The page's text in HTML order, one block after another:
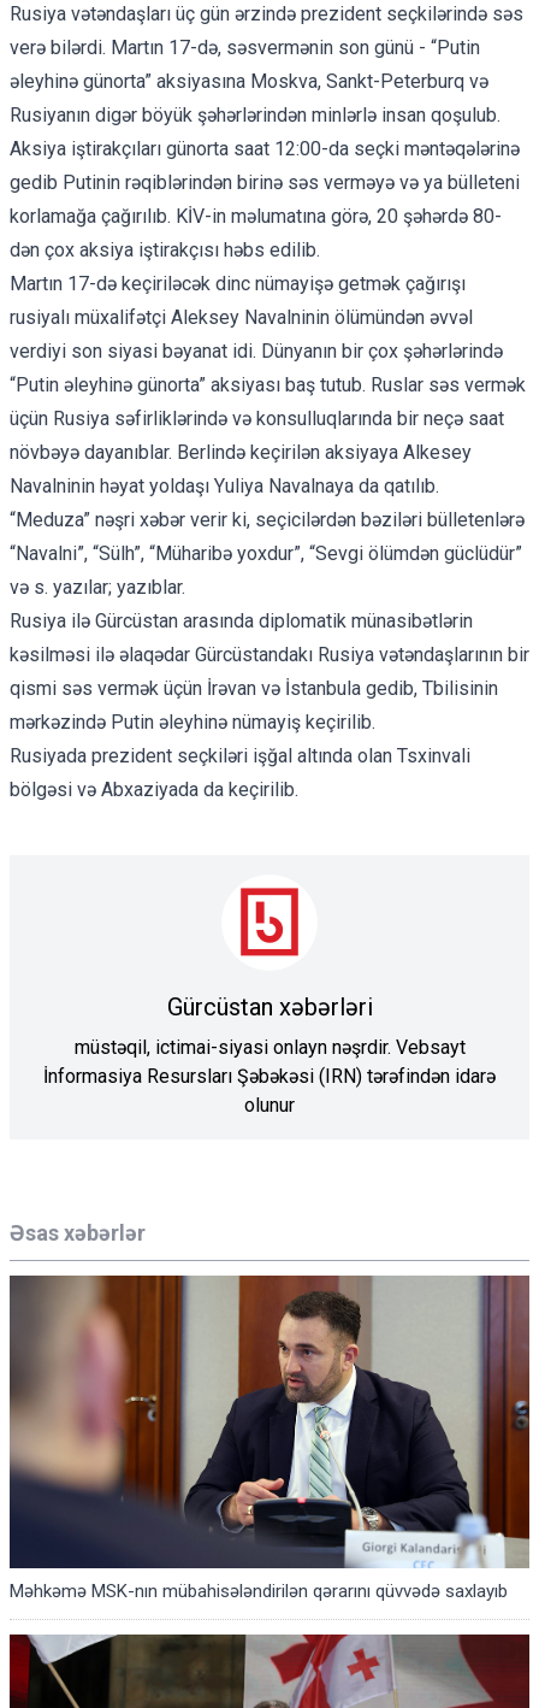
Əsas xəbərlər
Məhkəmə MSK-nın mübahisələndirilən qərarını qüvvədə saxlayıb
Rusiya vətəndaşları üç gün ərzində prezident seçkilərində səs
verə bilərdi. Martın 17-də, səsvermənin son günü - “Putin
əleyhinə günorta” aksiyasına Moskva, Sankt-Peterburq və
Rusiyanın digər böyük şəhərlərindən minlərlə insan qoşulub.
Aksiya iştirakçıları günorta saat 12:00-da seçki məntəqələrinə
gedib Putinin rəqiblərindən birinə səs verməyə və ya bülleteni
korlamağa çağırılıb. KİV-in məlumatına görə, 20 şəhərdə 80-
dən çox aksiya iştirakçısı həbs edilib.
Martın 17-də keçiriləcək dinc nümayişə getmək çağırışı
rusiyalı müxalifətçi Aleksey Navalninin ölümündən əvvəl
verdiyi son siyasi bəyanat idi. Dünyanın bir çox şəhərlərində
“Putin əleyhinə günorta” aksiyası baş tutub. Ruslar səs vermək
üçün Rusiya səfirliklərində və konsulluqlarında bir neçə saat
növbəyə dayanıblar. Berlində keçirilən aksiyaya Alkesey
Navalninin həyat yoldaşı Yuliya Navalnaya da qatılıb.
“Meduza” nəşri xəbər verir ki, seçicilərdən bəziləri bülletenlərə
“Navalni”, “Sülh”, “Müharibə yoxdur”, “Sevgi ölümdən güclüdür”
və s. yazılar; yazıblar.
Rusiya ilə Gürcüstan arasında diplomatik münasibətlərin
kəsilməsi ilə əlaqədar Gürcüstandakı Rusiya vətəndaşlarının bir
qismi səs vermək üçün İrəvan və İstanbula gedib, Tbilisinin
mərkəzində Putin əleyhinə nümayiş keçirilib.
Rusiyada prezident seçkiləri işğal altında olan Tsxinvali
bölgəsi və Abxaziyada da keçirilib.
Gürcüstan xəbərləri
müstəqil, ictimai-siyasi onlayn nəşrdir. Vebsayt
İnformasiya Resursları Şəbəkəsi (IRN) tərəfindən idarə
olunur